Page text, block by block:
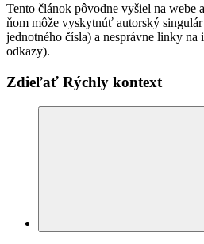
Tento článok pôvodne vyšiel na webe
ňom môže vyskytnúť autorský
jednotného čísla) a nesprávne linky na
odkazy).
Zdieľať Rýchly kontext